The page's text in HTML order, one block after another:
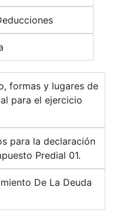
formas y lugares de
para el ejercicio
para la declaración
Predial 01.
De La Deuda